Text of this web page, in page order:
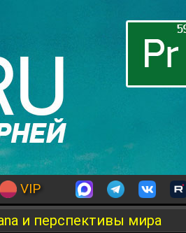
VIP
и перспективы мира